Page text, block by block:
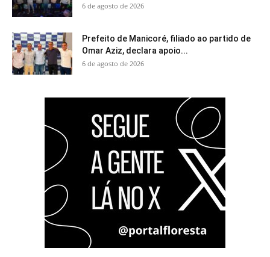
6 de agosto de 2026
Prefeito de Manicoré, filiado ao partido de
Omar Aziz, declara apoio...
6 de agosto de 2026